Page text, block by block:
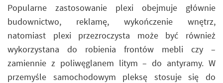
Popularne zastosowanie plexi obejmuje głównie
budownictwo, reklamę, wykończenie wnętrz,
natomiast plexi przezroczysta może być również
wykorzystana do robienia frontów mebli czy –
zamiennie z poliwęglanem litym – do antyramy. W
przemyśle samochodowym pleksę stosuje się do